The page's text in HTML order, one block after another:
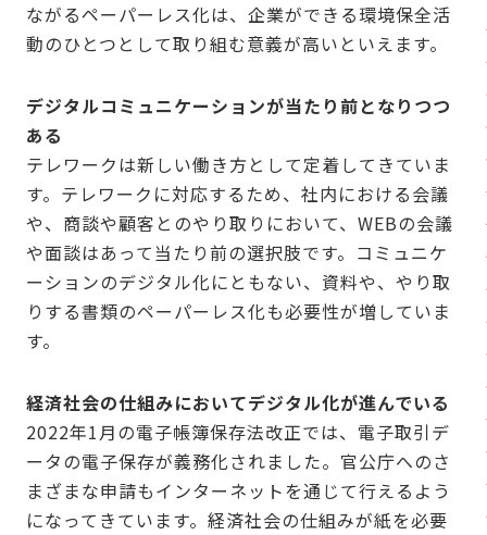
ながるペーパーレス化は、企業ができる環境保全活
動のひとつとして取り組む意義が高いといえます。
デジタルコミュニケーションが当たり前となりつつ
ある
テレワークは新しい働き方として定着してきていま
す。テレワークに対応するため、社内における会議
や、商談や顧客とのやり取りにおいて、WEBの会議
や面談はあって当たり前の選択肢です。コミュニケ
ーションのデジタル化にともない、資料や、やり取
りする書類のペーパーレス化も必要性が増していま
す。
経済社会の仕組みにおいてデジタル化が進んでいる
2022年1月の電子帳簿保存法改正では、電子取引デ
ータの電子保存が義務化されました。官公庁へのさ
まざまな申請もインターネットを通じて行えるよう
になってきています。経済社会の仕組みが紙を必要